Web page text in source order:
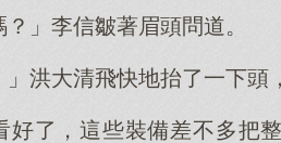
？」李信皺著眉頭問道。
」洪大清飛快地抬了一下頭
好了，這些裝備差不多把